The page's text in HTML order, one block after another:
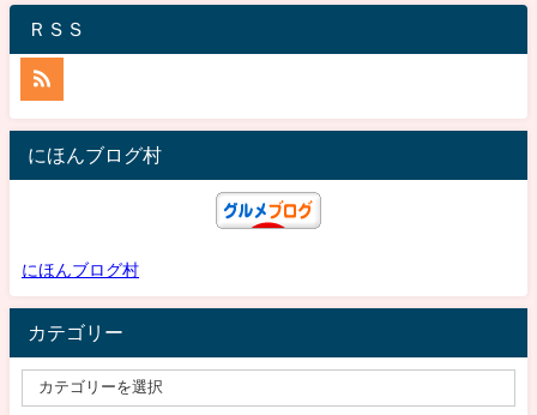
ＲＳＳ
にほんブログ村
にほんブログ村
カテゴリー